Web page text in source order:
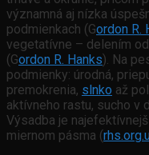
významná aj nízka
podmienkach (Gordon R.
vegetatívne – delením
(Gordon R. Hanks). Na
podmienky: úrodná,
premokrenia, slnko až
aktívneho rastu, sucho v
Výsadba je
miernom pásma (